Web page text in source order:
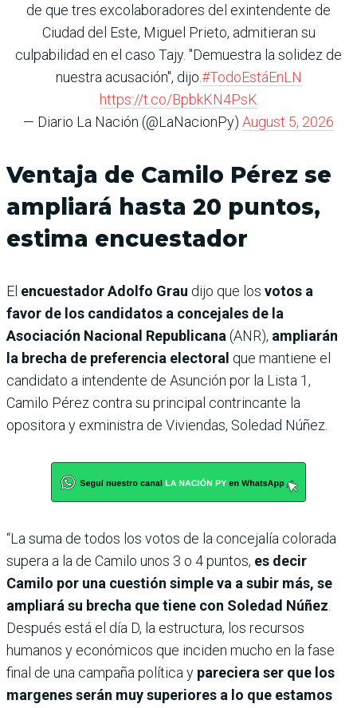
de que tres excolaboradores del exintendente de
Ciudad del Este, Miguel Prieto, admitieran su
culpabilidad en el caso Tajy. "Demuestra la solidez de
nuestra acusación", dijo.#TodoEstáEnLN
https://t.co/BpbkKN4PsK
— Diario La Nación (@LaNacionPy) August 5, 2026
Ventaja de Camilo Pérez se
ampliará hasta 20 puntos,
estima encuestador
El encuestador Adolfo Grau dijo que los votos a
favor de los candidatos a concejales de la
Asociación Nacional Republicana (ANR), ampliarán
la brecha de preferencia electoral que mantiene el
candidato a intendente de Asunción por la Lista 1,
Camilo Pérez contra su principal contrincante la
opositora y exministra de Viviendas, Soledad Núñez.
“La suma de todos los votos de la concejalía colorada
supera a la de Camilo unos 3 o 4 puntos, es decir
Camilo por una cuestión simple va a subir más, se
ampliará su brecha que tiene con Soledad Núñez
Después está el día D, la estructura, los recursos
humanos y económicos que inciden mucho en la fase
final de una campaña política y pareciera ser que los
margenes serán muy superiores a lo que estamos